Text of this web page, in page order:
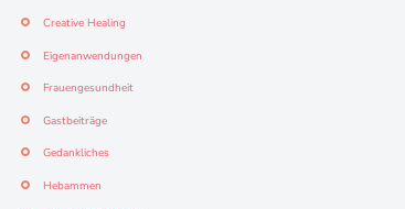
Creative Healing
Eigenanwendungen
Frauengesundheit
Gastbeiträge
Gedankliches
Hebammen